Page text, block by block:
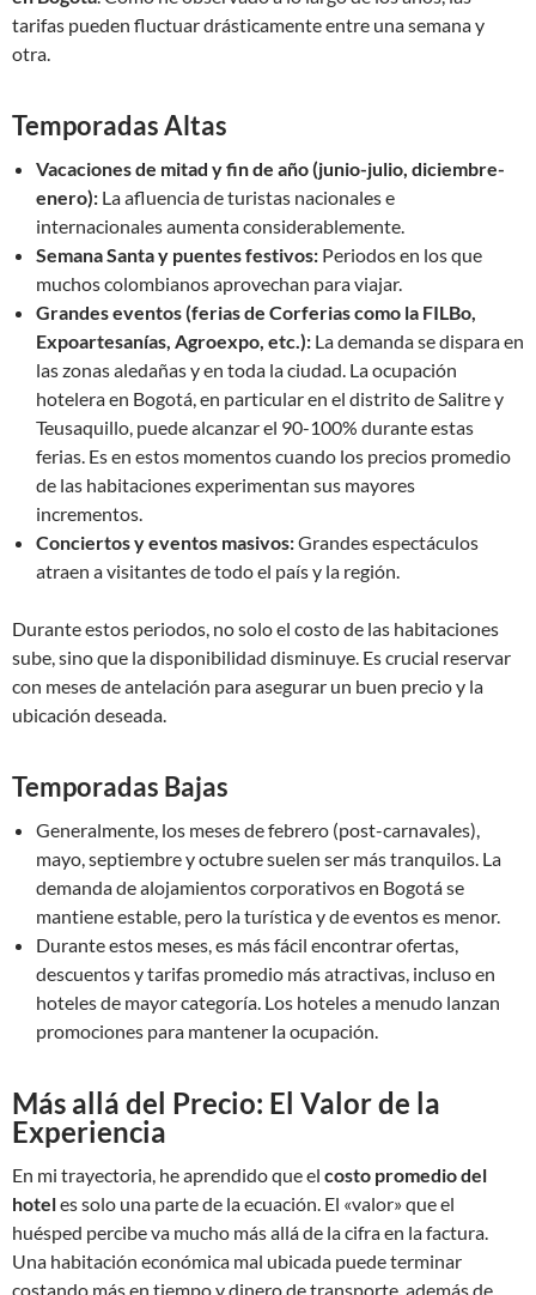
tarifas pueden fluctuar drásticamente entre una semana y
otra.
Temporadas Altas
Vacaciones de mitad y fin de año (junio-julio, diciembre-
enero): La afluencia de turistas nacionales e
internacionales aumenta considerablemente.
Semana Santa y puentes festivos: Periodos en los que
muchos colombianos aprovechan para viajar.
Grandes eventos (ferias de Corferias como la FILBo,
Expoartesanías, Agroexpo, etc.): La demanda se dispara en
las zonas aledañas y en toda la ciudad. La ocupación
hotelera en Bogotá, en particular en el distrito de Salitre y
Teusaquillo, puede alcanzar el 90-100% durante estas
ferias. Es en estos momentos cuando los precios promedio
de las habitaciones experimentan sus mayores
incrementos.
Conciertos y eventos masivos:Grandes espectáculos
atraen a visitantes de todo el país y la región.
Durante estos periodos, no solo el costo de las habitaciones
sube, sino que la disponibilidad disminuye. Es crucial reservar
con meses de antelación para asegurar un buen precio y la
ubicación deseada.
Temporadas Bajas
Generalmente, los meses de febrero (post-carnavales),
mayo, septiembre y octubre suelen ser más tranquilos. La
demanda de alojamientos corporativos en Bogotá se
mantiene estable, pero la turística y de eventos es menor.
Durante estos meses, es más fácil encontrar ofertas,
descuentos y tarifas promedio más atractivas, incluso en
hoteles de mayor categoría. Los hoteles a menudo lanzan
promociones para mantener la ocupación.
Más allá del Precio: El Valor de la
Experiencia
En mi trayectoria, he aprendido que el costo promedio del
hoteles solo una parte de la ecuación. El «valor» que el
huésped percibe va mucho más allá de la cifra en la factura.
Una habitación económica mal ubicada puede terminar
costando más en tiempo y dinero de transporte, además de